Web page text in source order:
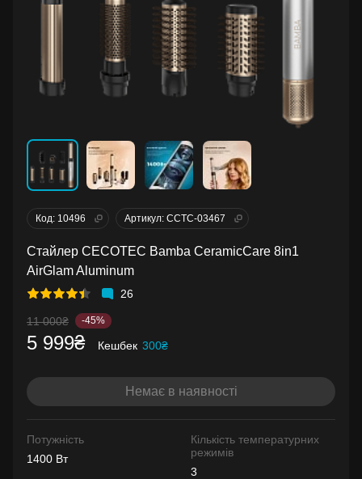
Код: 10496 Артикул: CCTC-03467
Стайлер CECOTEC Bamba CeramicCare 8in1
AirGlam Aluminum
26
11 000₴ -45%
5 999₴ Кешбек 300₴
Немає в наявності
Потужність
1400 Вт
Кількість температурних
режимів
3